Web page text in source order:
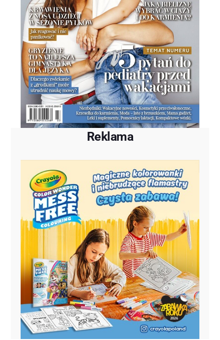
Reklama